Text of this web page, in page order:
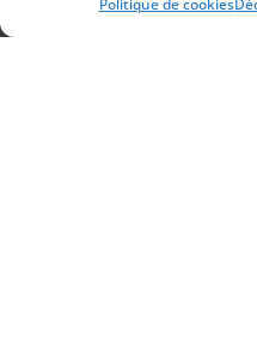
Politique de cookies